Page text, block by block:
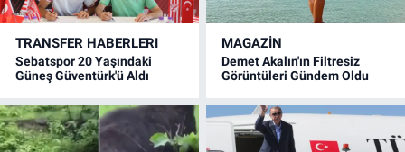
TRANSFER HABERLERI
Sebatspor 20 Yaşındaki
Güneş Güventürk'ü Aldı
MAGAZİN
Demet Akalın'ın Filtresiz
Görüntüleri Gündem Oldu